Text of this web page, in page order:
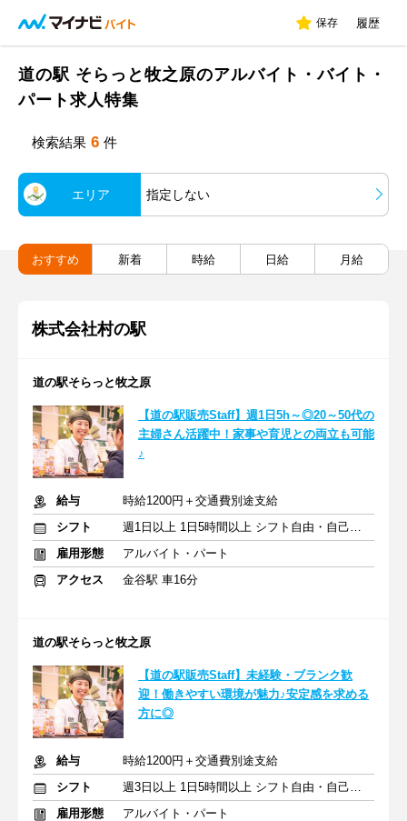
保存 履歴
道の駅 そらっと牧之原のアルバイト・バイト・
パート求人特集
検索結果 6 件
エリア 指定しない
おすすめ 新着 時給 日給 月給
株式会社村の駅
道の駅そらっと牧之原
【道の駅販売Staff】週1日5h～◎20～50代の
主婦さん活躍中！家事や育児との両立も可能
♪
給与
時給1200円＋交通費別途支給
シフト
週1日以上 1日5時間以上 シフト自由・自己申告
雇用形態
アルバイト・パート
アクセス
金谷駅 車16分
道の駅そらっと牧之原
【道の駅販売Staff】未経験・ブランク歓
迎！働きやすい環境が魅力♪安定感を求める
方に◎
給与
時給1200円＋交通費別途支給
シフト
週3日以上 1日5時間以上 シフト自由・自己申告
雇用形態
アルバイト・パート